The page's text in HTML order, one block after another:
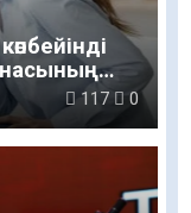
мен
117 0